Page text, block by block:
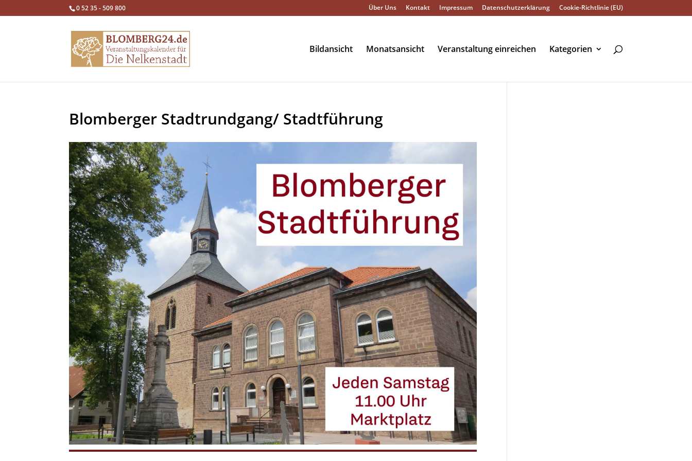
0 52 35 - 509 800 Über Uns Kontakt Impressum Datenschutzerklärung Cookie-Richtlinie (EU)
Bildansicht Monatsansicht Veranstaltung einreichen Kategorien
Blomberger Stadtrundgang/ Stadtführung